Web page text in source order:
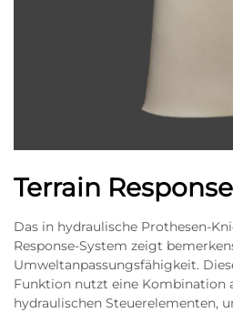
Terrain
Das in hydraulische Prothesen-
Response-System zeigt
Umweltanpassungsfähigkeit.
Funktion nutzt eine Kombination
hydraulischen Steuerelementen,